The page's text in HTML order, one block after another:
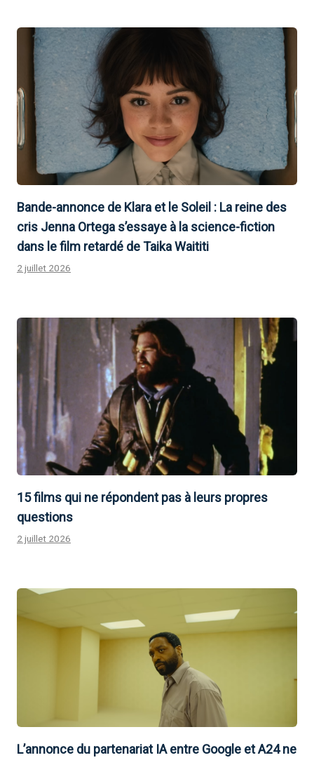
Bande-annonce de Klara et le Soleil : La reine des
cris Jenna Ortega s’essaye à la science-fiction
dans le film retardé de Taika Waititi
2 juillet 2026
15 films qui ne répondent pas à leurs propres
questions
2 juillet 2026
L’annonce du partenariat IA entre Google et A24 ne